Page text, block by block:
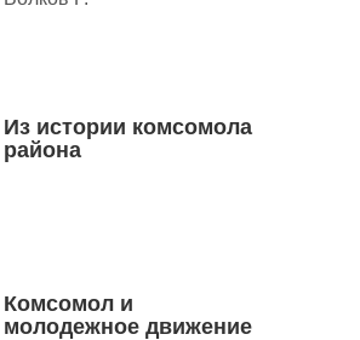
Из истории комсомола
района
Комсомол и
молодежное движение